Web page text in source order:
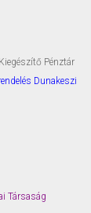
Pénztár
Dunakeszi
Társaság